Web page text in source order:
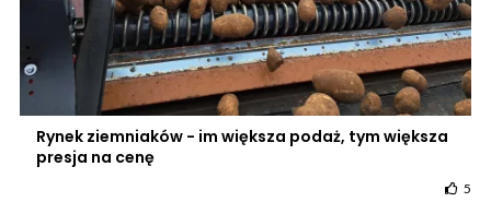
Rynek ziemniaków - im większa podaż, tym większa
presja na cenę
5